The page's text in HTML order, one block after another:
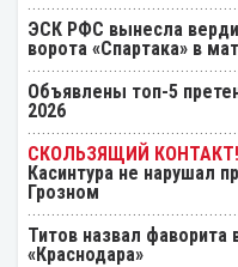
ЭСК РФС вынесла
ворота «Спартака» в
Объявлены топ-5
2026
Касинтура не нарушал
Грозном
Титов назвал фаворита
«Краснодара»